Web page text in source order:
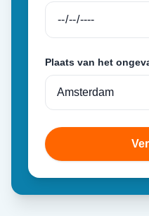
Plaats van het